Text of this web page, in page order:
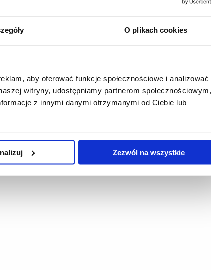
O plikach cookies
aby oferować funkcje społecznościowe i analizować
witryny, udostępniamy partnerom społecznościowym,
z innymi danymi otrzymanymi od Ciebie lub
Zezwól na wszystkie